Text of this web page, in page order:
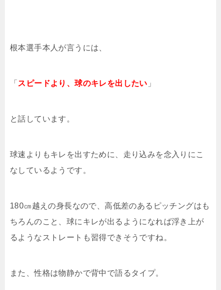
根本選手本人が言うには、
「 スピードより、球のキレを出したい 」
と話しています。
球速よりもキレを出すために、走り込みを念入りにこ
なしているようです。
180㎝越えの身長なので、高低差のあるピッチングはも
ちろんのこと、球にキレが出るようになれば浮き上が
るようなストレートも習得できそうですね。
また、性格は物静かで背中で語るタイプ。